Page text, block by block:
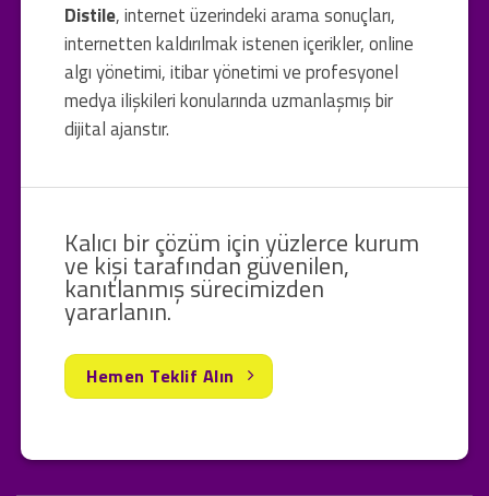
Distile, internet üzerindeki arama sonuçları,
internetten kaldırılmak istenen içerikler, online
algı yönetimi, itibar yönetimi ve profesyonel
medya ilişkileri konularında uzmanlaşmış bir
dijital ajanstır.
Kalıcı bir çözüm için yüzlerce kurum
ve kişi tarafından güvenilen,
kanıtlanmış sürecimizden
yararlanın.
Hemen Teklif Alın